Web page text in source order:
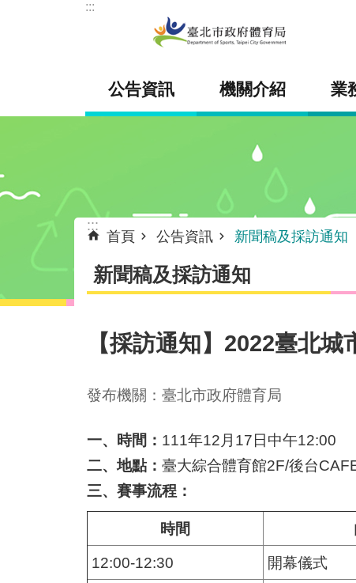
跳到主要內容區塊
:::
公告資訊 機關介紹 業
:::
首頁 公告資訊 新聞稿及採訪通知
新聞稿及採訪通知
【採訪通知】2022臺北
發布機關：臺北市政府體育局
一、時間： 111年12月17日中午12:00
二、地點： 臺大綜合體育館2F/後台
三、賽事流程：
時間
12:00-12:30
開幕儀式